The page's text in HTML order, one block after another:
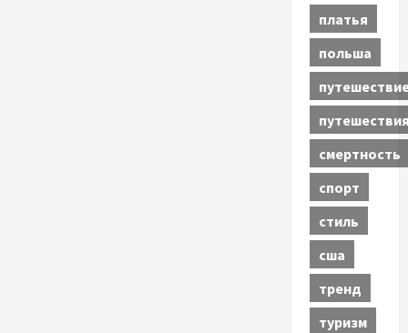
платья
польша
смертность
спорт
стиль
сша
тренд
туризм